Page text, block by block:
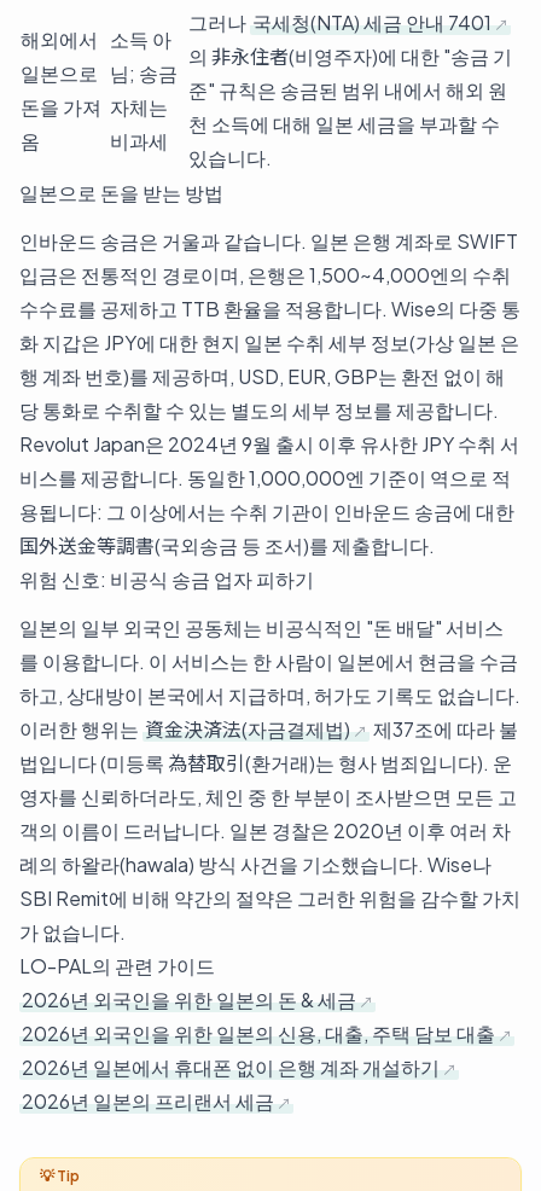
해외에서
일본으로
돈을 가져
옴
소득 아
님; 송금
자체는
비과세
그러나 국세청(NTA) 세금 안내 7401
의 非永住者(비영주자)에 대한 "송금 기
준" 규칙은 송금된 범위 내에서 해외 원
천 소득에 대해 일본 세금을 부과할 수
있습니다.
일본으로 돈을 받는 방법
인바운드 송금은 거울과 같습니다. 일본 은행 계좌로 SWIFT
입금은 전통적인 경로이며, 은행은 1,500~4,000엔의 수취
수수료를 공제하고 TTB 환율을 적용합니다. Wise의 다중 통
화 지갑은 JPY에 대한 현지 일본 수취 세부 정보(가상 일본 은
행 계좌 번호)를 제공하며, USD, EUR, GBP는 환전 없이 해
당 통화로 수취할 수 있는 별도의 세부 정보를 제공합니다.
Revolut Japan은 2024년 9월 출시 이후 유사한 JPY 수취 서
비스를 제공합니다. 동일한 1,000,000엔 기준이 역으로 적
용됩니다: 그 이상에서는 수취 기관이 인바운드 송금에 대한
国外送金等調書(국외송금 등 조서)를 제출합니다.
위험 신호: 비공식 송금 업자 피하기
일본의 일부 외국인 공동체는 비공식적인 "돈 배달" 서비스
를 이용합니다. 이 서비스는 한 사람이 일본에서 현금을 수금
하고, 상대방이 본국에서 지급하며, 허가도 기록도 없습니다.
이러한 행위는 資金決済法(자금결제법)
제37조에 따라 불
법입니다 (미등록 為替取引(환거래)는 형사 범죄입니다). 운
영자를 신뢰하더라도, 체인 중 한 부분이 조사받으면 모든 고
객의 이름이 드러납니다. 일본 경찰은 2020년 이후 여러 차
례의 하왈라(hawala) 방식 사건을 기소했습니다. Wise나
SBI Remit에 비해 약간의 절약은 그러한 위험을 감수할 가치
가 없습니다.
LO-PAL의 관련 가이드
2026년 외국인을 위한 일본의 돈 & 세금
2026년 외국인을 위한 일본의 신용, 대출, 주택 담보 대출
2026년 일본에서 휴대폰 없이 은행 계좌 개설하기
2026년 일본의 프리랜서 세금